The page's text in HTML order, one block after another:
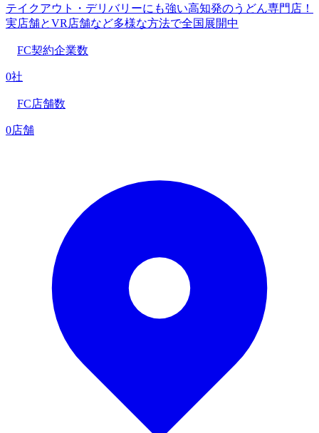
テイクアウト・デリバリーにも強い高知発のうどん専門店！
実店舗とVR店舗など多様な方法で全国展開中
FC契約企業数
0社
FC店舗数
0店舗